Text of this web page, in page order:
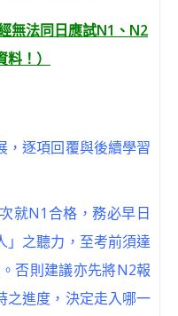
無法同日應試N1、N2
！）
，逐項回覆與後續學習
就N1合格，務必早日
」之聽力，至考前須達
否則建議亦先將N2報
之進度，決定走入哪一